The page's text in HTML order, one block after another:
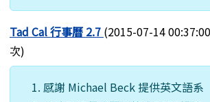
Tad Cal 行事曆 2.7 (2015-07-14
次)
感謝 Michael Beck 提供英文語系